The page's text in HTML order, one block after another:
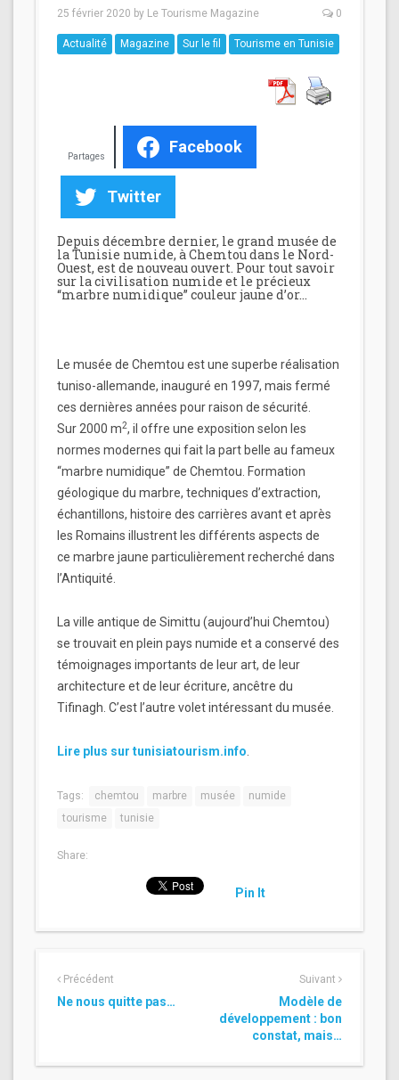
25 février 2020 by Le Tourisme Magazine 0
Actualité Magazine Sur le fil Tourisme en Tunisie
Facebook
Twitter
Partages
Depuis décembre dernier, le grand musée de
la Tunisie numide, à Chemtou dans le Nord-
Ouest, est de nouveau ouvert. Pour tout savoir
sur la civilisation numide et le précieux
“marbre numidique” couleur jaune d’or…
Le musée de Chemtou est une superbe réalisation
tuniso-allemande, inauguré en 1997, mais fermé
ces dernières années pour raison de sécurité.
Sur 2000 m2, il offre une exposition selon les
normes modernes qui fait la part belle au fameux
“marbre numidique” de Chemtou. Formation
géologique du marbre, techniques d’extraction,
échantillons, histoire des carrières avant et après
les Romains illustrent les différents aspects de
ce marbre jaune particulièrement recherché dans
l’Antiquité.
La ville antique de Simittu (aujourd’hui Chemtou)
se trouvait en plein pays numide et a conservé des
témoignages importants de leur art, de leur
architecture et de leur écriture, ancêtre du
Tifinagh. C’est l’autre volet intéressant du musée.
Lire plus sur tunisiatourism.info
Tags: chemtou marbre musée
numide
tourisme
tunisie
Share:
Pin It
Précédent
Ne nous quitte pas…
Suivant
Modèle de
développement : bon
constat, mais…